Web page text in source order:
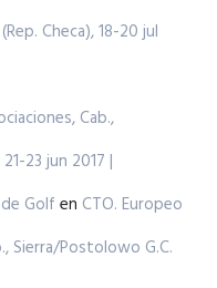
Checa), 18-20 jul
Cab.,
23 jun 2017 |
Golf en CTO. Europeo
Sierra/Postolowo G.C.